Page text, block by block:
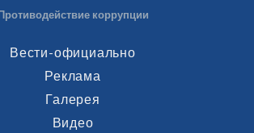
коррупции
Вести-официально
Реклама
Галерея
Видео